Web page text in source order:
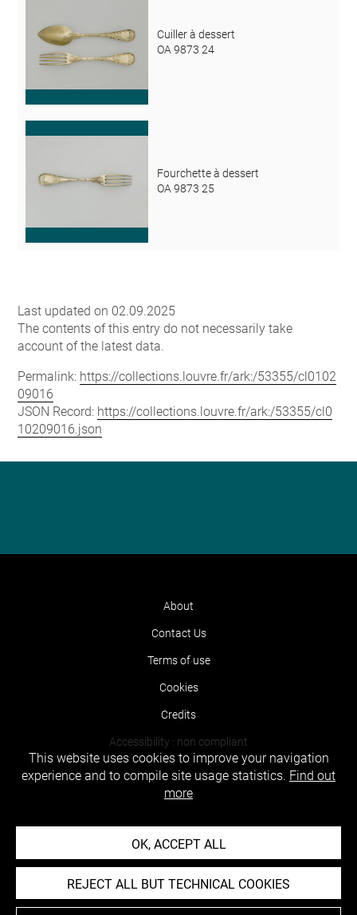
Cuiller à dessert
OA 9873 24
Fourchette à dessert
OA 9873 25
Last updated on 02.09.2025
The contents of this entry do not necessarily take
account of the latest data.
Permalink: https://collections.louvre.fr/ark:/53355/cl0102
09016
JSON Record: https://collections.louvre.fr/ark:/53355/cl0
10209016.json
About
Contact Us
Terms of use
Cookies
Credits
Accessibility : non compliant
This website uses cookies to improve your navigation
experience and to compile site usage statistics. Find out
more
OK, ACCEPT ALL
REJECT ALL BUT TECHNICAL COOKIES